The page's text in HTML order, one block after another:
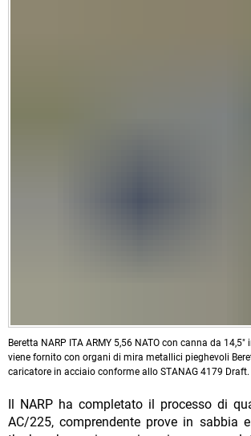
Beretta NARP ITA ARMY 5,56 NATO con canna da
viene fornito con organi di mira metallici pieghevoli
caricatore in acciaio conforme allo STANAG 4179 Draft.
Il NARP ha completato il processo di
AC/225, comprendente prove in sabbia